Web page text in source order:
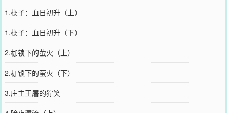
1.楔子：血日初升（上）
1.楔子：血日初升（下）
2.枷锁下的萤火（上）
2.枷锁下的萤火（下）
3.庄主王屠的狞笑